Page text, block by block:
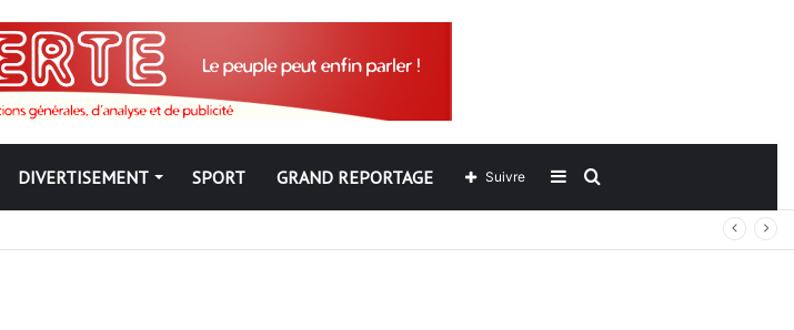
DIVERTISEMENT SPORT GRAND REPORTAGE Rechercher
Sidebar
(barre
Suivre
Togolais disent non et sont vent debout